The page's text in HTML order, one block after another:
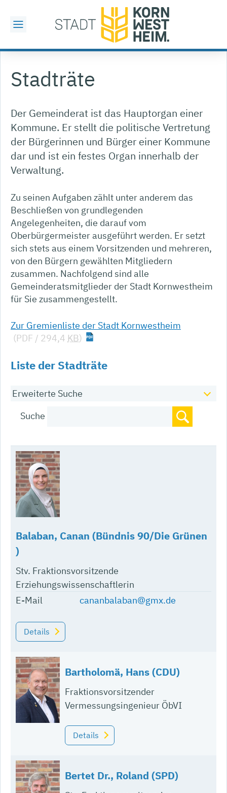
Stadträte
Der Gemeinderat ist das Hauptorgan einer
Kommune. Er stellt die politische Vertretung
der Bürgerinnen und Bürger einer Kommune
dar und ist ein festes Organ innerhalb der
Verwaltung.
Zu seinen Aufgaben zählt unter anderem das
Beschließen von grundlegenden
Angelegenheiten, die darauf vom
Oberbürgermeister ausgeführt werden. Er setzt
sich stets aus einem Vorsitzenden und mehreren,
von den Bürgern gewählten Mitgliedern
zusammen. Nachfolgend sind alle
Gemeinderatsmitglieder der Stadt Kornwestheim
für Sie zusammengestellt.
Zur Gremienliste der Stadt Kornwestheim
(PDF / 294,4 KB)
Liste der Stadträte
Erweiterte Suche
Suche
Balaban, Canan (Bündnis 90/Die Grünen
)
Stv. Fraktionsvorsitzende
Erziehungswissenschaftlerin
E-Mail
cananbalaban@gmx.de
Details
Bartholomä, Hans (CDU)
Fraktionsvorsitzender
Vermessungsingenieur ÖbVI
Details
Bertet Dr., Roland (SPD)